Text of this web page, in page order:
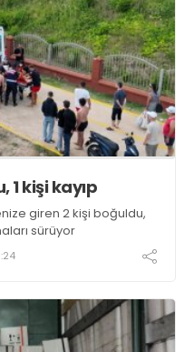
1 kişi kayıp
giren 2 kişi boğuldu,
sürüyor